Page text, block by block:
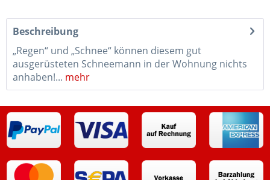
Beschreibung
„Regen“ und „Schnee“ können diesem gut
ausgerüsteten Schneemann in der Wohnung nichts
anhaben!... mehr